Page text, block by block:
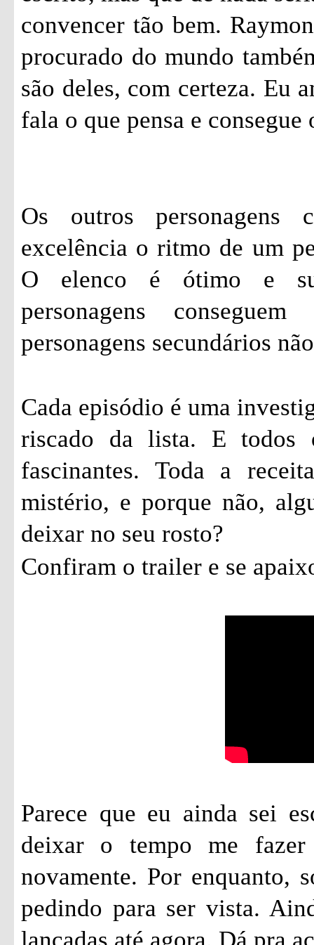
convencer tão bem.
procurado do mundo
são deles, com certeza. Eu
fala o que pensa e consegue
Os outros personagens
excelência o ritmo de um
O elenco é ótimo e
personagens
personagens secundários
Cada episódio é uma
riscado da lista. E todos
fascinantes. Toda a
mistério, e porque não,
deixar no seu rosto?
Confiram o trailer e se
Parece que eu ainda sei
deixar o tempo me fazer
novamente. Por enquanto,
pedindo para ser vista.
lançadas até agora. Dá pra